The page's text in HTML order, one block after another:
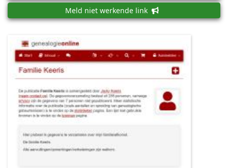
Meld niet werkende link